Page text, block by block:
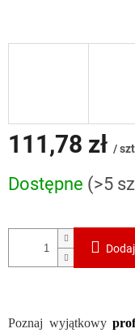
111,78 zł /
jednostkowa:
Dostępne (>5
Poznaj wyjątkowy